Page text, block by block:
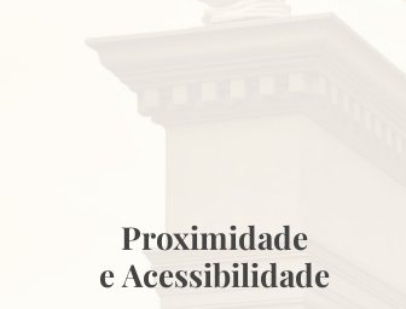
Proximidade
e Acessibilidade